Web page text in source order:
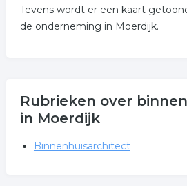
Tevens wordt er een kaart
de onderneming in Moerdijk.
Rubrieken over
in Moerdijk
Binnenhuisarchitect